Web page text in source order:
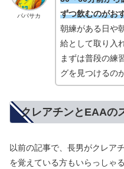
パパサカ
ずつ飲むのがお
朝練がある日や
給として取り入
まずは普段の練
グを見つけるの
クレアチンとEAAの
以前の記事で、長男がクレア
を覚えている方もいらっしゃ